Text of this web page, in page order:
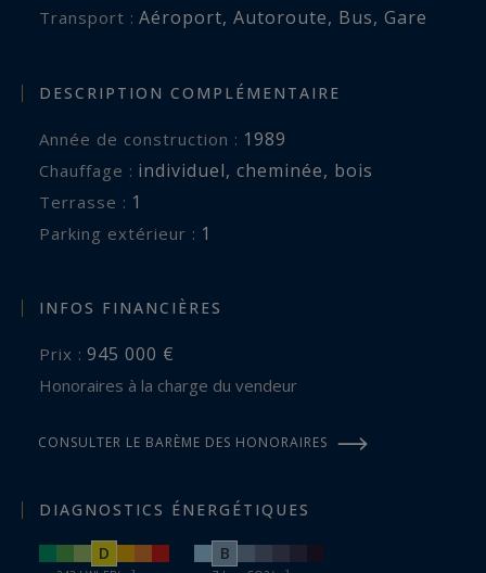
Transport : Aéroport, Autoroute, Bus, Gare
DESCRIPTION COMPLÉMENTAIRE
Année de construction : 1989
Chauffage : individuel, cheminée, bois
terrasse : 1
parking extérieur : 1
INFOS FINANCIÈRES
Prix : 945 000 €
Honoraires à la charge du vendeur
CONSULTER LE BARÈME DES HONORAIRES
DIAGNOSTICS ÉNERGÉTIQUES
D B